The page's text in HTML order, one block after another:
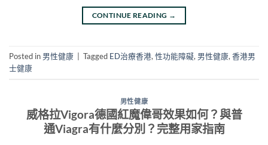
CONTINUE READING →
Posted in 男性健康 Tagged ED治療香港, 性功能障礙, 男性健康, 香港男
士健康
男性健康
威格拉Vigora德國紅魔偉哥效果如何？與普
通Viagra有什麼分別？完整用家指南